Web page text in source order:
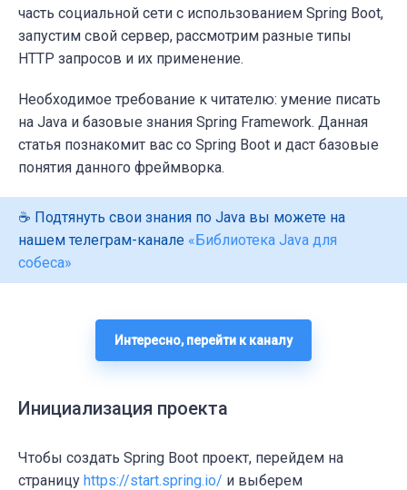
часть социальной сети с использованием Spring Boot,
запустим свой сервер, рассмотрим разные типы
HTTP запросов и их применение.
Необходимое требование к читателю: умение писать
на Java и базовые знания Spring Framework. Данная
статья познакомит вас со Spring Boot и даст базовые
понятия данного фреймворка.
☕ Подтянуть свои знания по Java вы можете на
нашем телеграм-канале «Библиотека Java для
собеса»
Интересно, перейти к каналу
Инициализация проекта
Чтобы создать Spring Boot проект, перейдем на
страницу https://start.spring.io/ и выберем